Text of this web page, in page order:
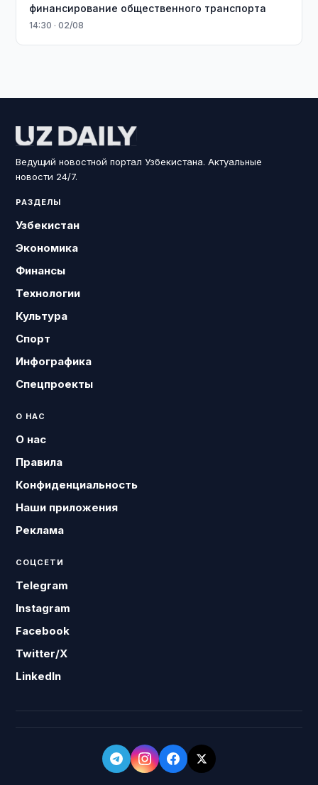
финансирование общественного транспорта
14:30 · 02/08
Ведущий новостной портал Узбекистана. Актуальные
новости 24/7.
РАЗДЕЛЫ
Узбекистан
Экономика
Финансы
Технологии
Культура
Спорт
Инфографика
Спецпроекты
О НАС
О нас
Правила
Конфиденциальность
Наши приложения
Реклама
СОЦСЕТИ
Telegram
Instagram
Facebook
Twitter/X
LinkedIn